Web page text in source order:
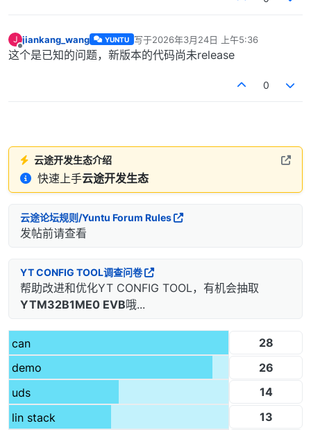
J
离线
jiankang_wang YUNTU 写于2026年3月24日 上午5:36
最后由 编辑
这个是已知的问题，新版本的代码尚未release
0
云途开发生态介绍
快速上手云途开发生态
云途论坛规则/Yuntu Forum Rules
发帖前请查看
YT CONFIG TOOL调查问卷
帮助改进和优化YT CONFIG TOOL，有机会抽取
YTM32B1ME0 EVB哦...
can
28
demo
26
uds
14
lin stack
13